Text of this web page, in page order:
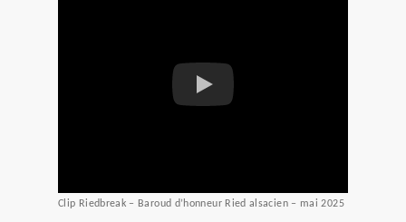
Clip Riedbreak – Baroud d’honneur Ried alsacien – mai 2025